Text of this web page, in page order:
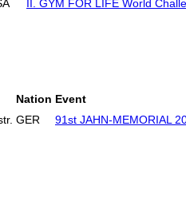
II. GYM FOR LIFE World
Nation Event
GER 91st JAHN-MEMORIAL